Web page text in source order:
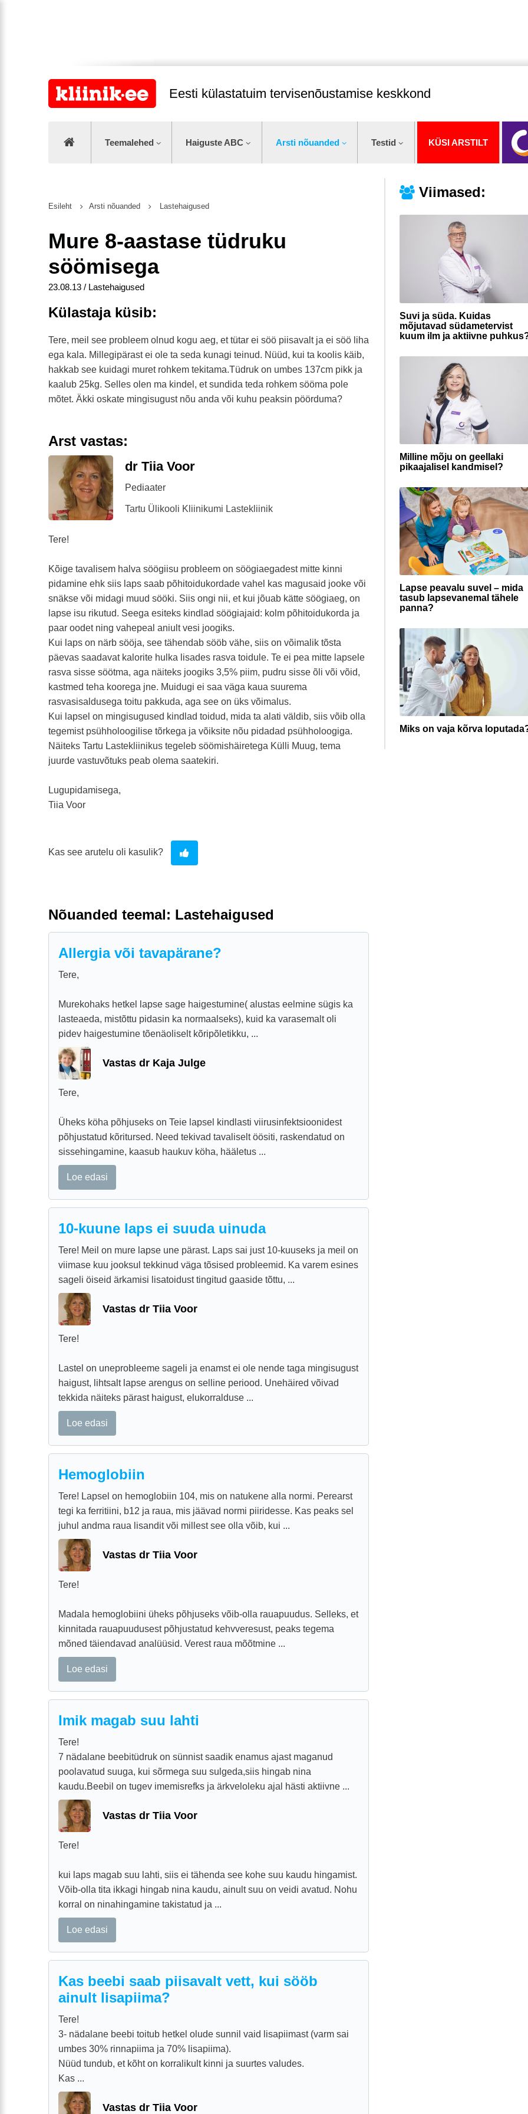
Eesti külastatuim tervisenõustamise keskkond
Teemalehed Haiguste ABC Arsti nõuanded Testid KÜSI ARSTILT
Viimased:
Suvi ja süda. Kuidas
mõjutavad südametervist
kuum ilm ja aktiivne
Milline mõju on geellaki
pikaajalisel kandmisel?
Lapse peavalu suvel – mida
tasub lapsevanemal tähele
panna?
Miks on vaja kõrva
Esileht Arsti nõuanded Lastehaigused
Mure 8-aastase tüdruku
söömisega
23.08.13 / Lastehaigused
Külastaja küsib:
Tere, meil see probleem olnud kogu aeg, et tütar ei söö piisavalt ja ei söö liha
ega kala. Millegipärast ei ole ta seda kunagi teinud. Nüüd, kui ta koolis käib,
hakkab see kuidagi muret rohkem tekitama.Tüdruk on umbes 137cm pikk ja
kaalub 25kg. Selles olen ma kindel, et sundida teda rohkem sööma pole
mõtet. Äkki oskate mingisugust nõu anda või kuhu peaksin pöörduma?
Arst vastas:
dr Tiia Voor
Pediaater
Tartu Ülikooli Kliinikumi Lastekliinik
Tere!
Kõige tavalisem halva söögiisu probleem on söögiaegadest mitte kinni
pidamine ehk siis laps saab põhitoidukordade vahel kas magusaid jooke või
snäkse või midagi muud sööki. Siis ongi nii, et kui jõuab kätte söögiaeg, on
lapse isu rikutud. Seega esiteks kindlad söögiajaid: kolm põhitoidukorda ja
paar oodet ning vahepeal aniult vesi joogiks.
Kui laps on närb sööja, see tähendab sööb vähe, siis on võimalik tõsta
päevas saadavat kalorite hulka lisades rasva toidule. Te ei pea mitte lapsele
rasva sisse söötma, aga näiteks joogiks 3,5% piim, pudru sisse õli või võid,
kastmed teha koorega jne. Muidugi ei saa väga kaua suurema
rasvasisaldusega toitu pakkuda, aga see on üks võimalus.
Kui lapsel on mingisugused kindlad toidud, mida ta alati väldib, siis võib olla
tegemist psühholoogilise tõrkega ja võiksite nõu pidadad psühholoogiga.
Näiteks Tartu Lastekliinikus tegeleb söömishäiretega Külli Muug, tema
juurde vastuvõtuks peab olema saatekiri.
Lugupidamisega,
Tiia Voor
Kas see arutelu oli kasulik?
Nõuanded teemal: Lastehaigused
Allergia või tavapärane?
Tere,
Murekohaks hetkel lapse sage haigestumine( alustas eelmine sügis ka
lasteaeda, mistõttu pidasin ka normaalseks), kuid ka varasemalt oli
pidev haigestumine tõenäoliselt kõripõletikku, ...
Vastas dr Kaja Julge
Tere,
Üheks köha põhjuseks on Teie lapsel kindlasti viirusinfektsioonidest
põhjustatud kõritursed. Need tekivad tavaliselt öösiti, raskendatud on
sissehingamine, kaasub haukuv köha, hääletus ...
Loe edasi
10-kuune laps ei suuda uinuda
Tere! Meil on mure lapse une pärast. Laps sai just 10-kuuseks ja meil on
viimase kuu jooksul tekkinud väga tõsised probleemid. Ka varem esines
sageli öiseid ärkamisi lisatoidust tingitud gaaside tõttu, ...
Vastas dr Tiia Voor
Tere!
Lastel on uneprobleeme sageli ja enamst ei ole nende taga mingisugust
haigust, lihtsalt lapse arengus on selline periood. Unehäired võivad
tekkida näiteks pärast haigust, elukorralduse ...
Loe edasi
Hemoglobiin
Tere! Lapsel on hemoglobiin 104, mis on natukene alla normi. Perearst
tegi ka ferritiini, b12 ja raua, mis jäävad normi piiridesse. Kas peaks sel
juhul andma raua lisandit või millest see olla võib, kui ...
Vastas dr Tiia Voor
Tere!
Madala hemoglobiini üheks põhjuseks võib-olla rauapuudus. Selleks, et
kinnitada rauapuudusest põhjustatud kehvveresust, peaks tegema
mõned täiendavad analüüsid. Verest raua mõõtmine ...
Loe edasi
Imik magab suu lahti
Tere!
7 nädalane beebitüdruk on sünnist saadik enamus ajast maganud
poolavatud suuga, kui sõrmega suu sulgeda,siis hingab nina
kaudu.Beebil on tugev imemisrefks ja ärkveloleku ajal hästi aktiivne ...
Vastas dr Tiia Voor
Tere!
kui laps magab suu lahti, siis ei tähenda see kohe suu kaudu hingamist.
Võib-olla tita ikkagi hingab nina kaudu, ainult suu on veidi avatud. Nohu
korral on ninahingamine takistatud ja ...
Loe edasi
Kas beebi saab piisavalt vett, kui sööb
ainult lisapiima?
Tere!
3- nädalane beebi toitub hetkel olude sunnil vaid lisapiimast (varm sai
umbes 30% rinnapiima ja 70% lisapiima).
Nüüd tundub, et kõht on korralikult kinni ja suurtes valudes.
Kas ...
Vastas dr Tiia Voor